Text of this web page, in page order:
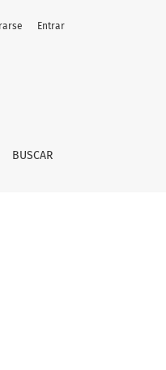
BUSCAR
Entrar